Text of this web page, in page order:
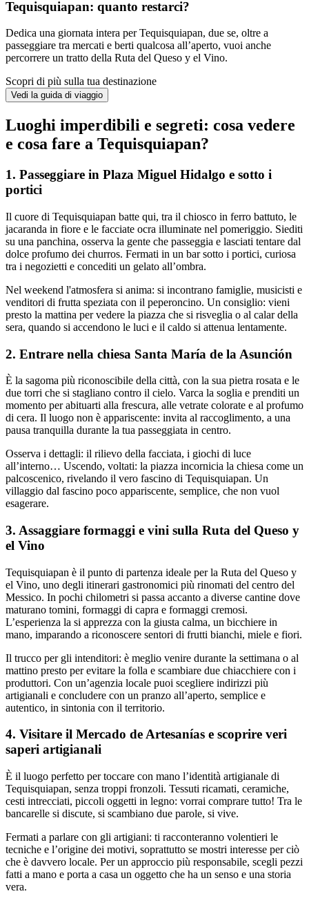
Tequisquiapan: quanto restarci?
Dedica una giornata intera per Tequisquiapan, due se, oltre a
passeggiare tra mercati e berti qualcosa all’aperto, vuoi anche
percorrere un tratto della Ruta del Queso y el Vino.
Scopri di più sulla tua destinazione
Vedi la guida di viaggio
Luoghi imperdibili e segreti: cosa vedere
e cosa fare a Tequisquiapan?
1. Passeggiare in Plaza Miguel Hidalgo e sotto i
portici
Il cuore di Tequisquiapan batte qui, tra il chiosco in ferro battuto, le
jacaranda in fiore e le facciate ocra illuminate nel pomeriggio. Siediti
su una panchina, osserva la gente che passeggia e lasciati tentare dal
dolce profumo dei churros. Fermati in un bar sotto i portici, curiosa
tra i negozietti e concediti un gelato all’ombra.
Nel weekend l'atmosfera si anima: si incontrano famiglie, musicisti e
venditori di frutta speziata con il peperoncino. Un consiglio: vieni
presto la mattina per vedere la piazza che si risveglia o al calar della
sera, quando si accendono le luci e il caldo si attenua lentamente.
2. Entrare nella chiesa Santa María de la Asunción
È la sagoma più riconoscibile della città, con la sua pietra rosata e le
due torri che si stagliano contro il cielo. Varca la soglia e prenditi un
momento per abituarti alla frescura, alle vetrate colorate e al profumo
di cera. Il luogo non è appariscente: invita al raccoglimento, a una
pausa tranquilla durante la tua passeggiata in centro.
Osserva i dettagli: il rilievo della facciata, i giochi di luce
all’interno… Uscendo, voltati: la piazza incornicia la chiesa come un
palcoscenico, rivelando il vero fascino di Tequisquiapan. Un
villaggio dal fascino poco appariscente, semplice, che non vuol
esagerare.
3. Assaggiare formaggi e vini sulla Ruta del Queso y
el Vino
Tequisquiapan è il punto di partenza ideale per la Ruta del Queso y
el Vino, uno degli itinerari gastronomici più rinomati del centro del
Messico. In pochi chilometri si passa accanto a diverse cantine dove
maturano tomini, formaggi di capra e formaggi cremosi.
L’esperienza la si apprezza con la giusta calma, un bicchiere in
mano, imparando a riconoscere sentori di frutti bianchi, miele e fiori.
Il trucco per gli intenditori: è meglio venire durante la settimana o al
mattino presto per evitare la folla e scambiare due chiacchiere con i
produttori. Con un’agenzia locale puoi scegliere indirizzi più
artigianali e concludere con un pranzo all’aperto, semplice e
autentico, in sintonia con il territorio.
4. Visitare il Mercado de Artesanías e scoprire veri
saperi artigianali
È il luogo perfetto per toccare con mano l’identità artigianale di
Tequisquiapan, senza troppi fronzoli. Tessuti ricamati, ceramiche,
cesti intrecciati, piccoli oggetti in legno: vorrai comprare tutto! Tra le
bancarelle si discute, si scambiano due parole, si vive.
Fermati a parlare con gli artigiani: ti racconteranno volentieri le
tecniche e l’origine dei motivi, soprattutto se mostri interesse per ciò
che è davvero locale. Per un approccio più responsabile, scegli pezzi
fatti a mano e porta a casa un oggetto che ha un senso e una storia
vera.